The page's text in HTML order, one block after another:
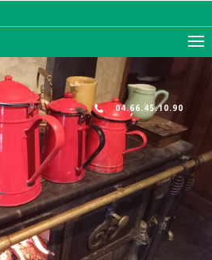
 04.66.45.10.90